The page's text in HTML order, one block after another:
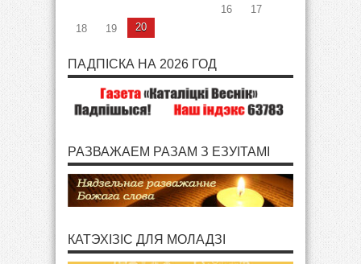
16
17
18
19 20
ПАДПІСКА НА 2026 ГОД
РАЗВАЖАЕМ РАЗАМ З ЕЗУІТАМІ
КАТЭХІЗІС ДЛЯ МОЛАДЗІ